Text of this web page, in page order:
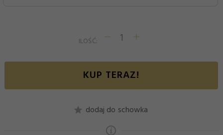
ILOŚĆ:
KUP TERAZ!
dodaj do schowka